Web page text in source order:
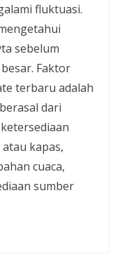
fluktuasi.
sebelum
Faktor
terbaru adalah
dari
kapas,
cuaca,
sumber